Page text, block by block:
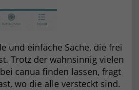
und einfache Sache, die frei
Trotz der wahnsinnig vielen
canua finden lassen, fragt
wo die alle versteckt sind.